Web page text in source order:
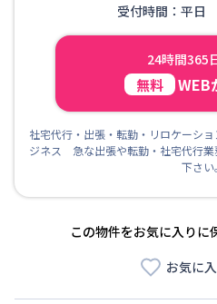
受付時間：平
24時間365
無料 WEB
社宅代行・出張・転勤・リロケーシ
ジネス 急な出張や転勤・社宅代行
下さい。
この物件をお気に入りに
お気に